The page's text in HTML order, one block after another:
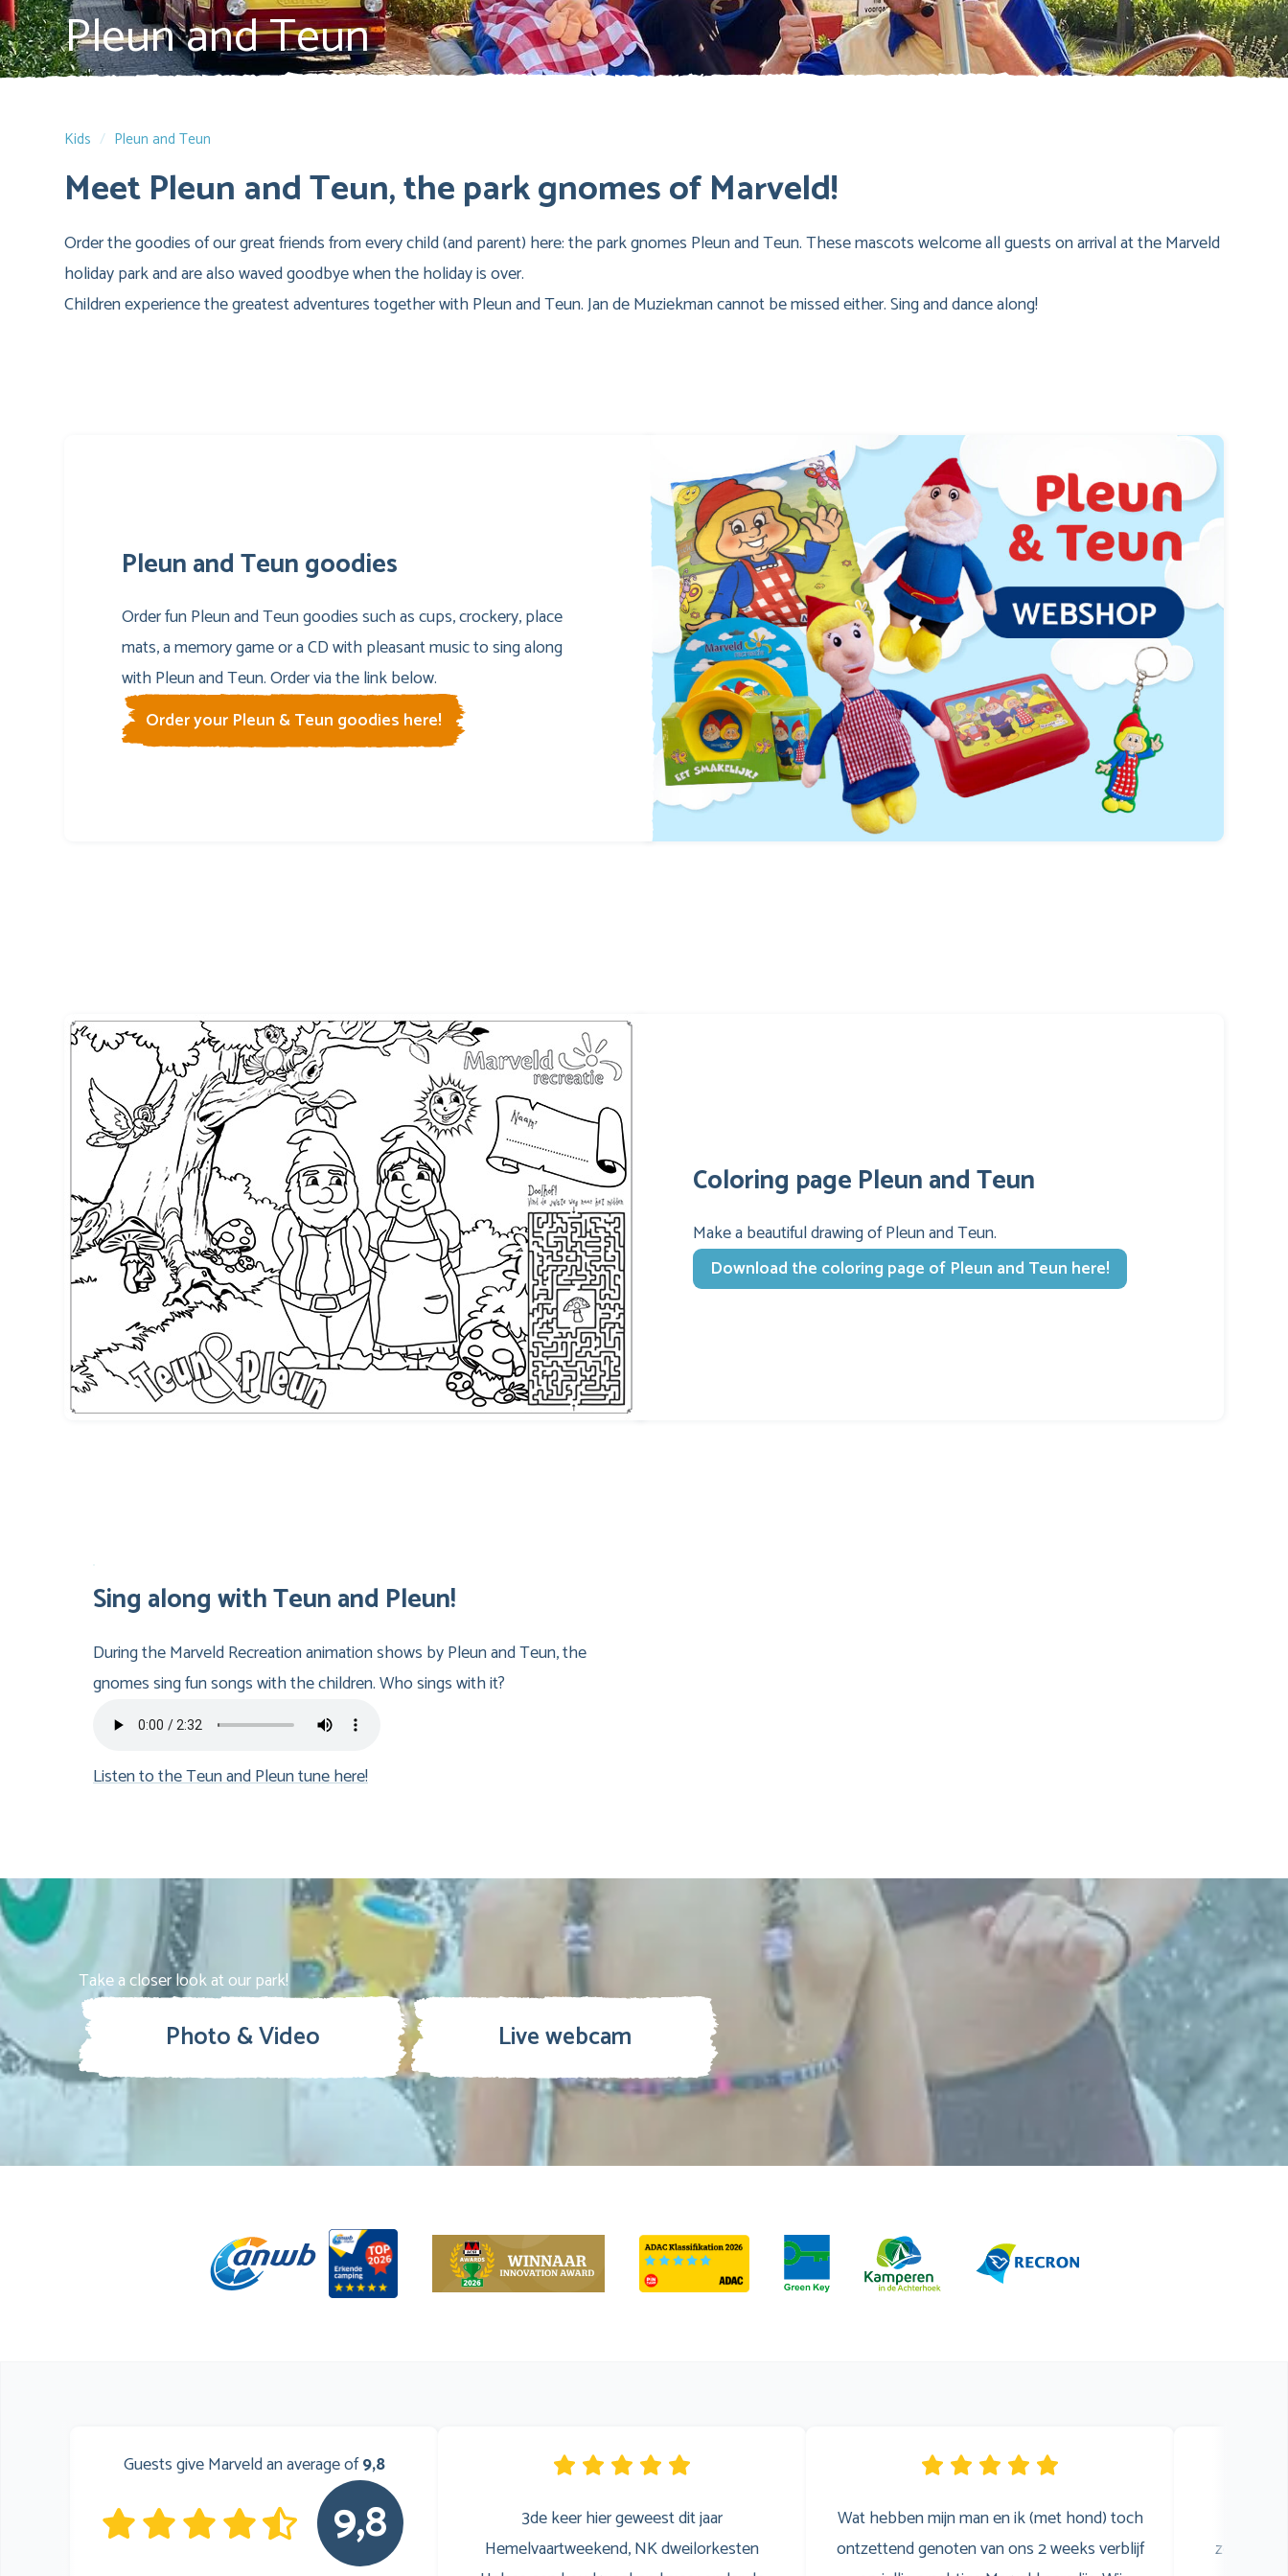
Pleun and Teun
Kids Pleun and Teun
Meet Pleun and Teun, the park gnomes of Marveld!
Order the goodies of our great friends from every child (and parent) here: the park gnomes Pleun and Teun. These mascots welcome all guests on arrival at the Marveld
holiday park and are also waved goodbye when the holiday is over.
Children experience the greatest adventures together with Pleun and Teun. Jan de Muziekman cannot be missed either. Sing and dance along!
Pleun and Teun goodies
Order fun Pleun and Teun goodies such as cups, crockery, place
mats, a memory game or a CD with pleasant music to sing along
with Pleun and Teun. Order via the link below.
Order your Pleun & Teun goodies here!
Coloring page Pleun and Teun
Make a beautiful drawing of Pleun and Teun.
Download the coloring page of Pleun and Teun here!
Sing along with Teun and Pleun!
During the Marveld Recreation animation shows by Pleun and Teun, the
gnomes sing fun songs with the children. Who sings with it?
Listen to the Teun and Pleun tune here!
Take a closer look at our park!
Photo & Video Live webcam
Guests give Marveld an average of9,8
9,8
3de keer hier geweest dit jaar
Hemelvaartweekend, NK dweilorkesten
Wat hebben mijn man en ik (met hond) toch
ontzettend genoten van ons 2 weeks verblijf